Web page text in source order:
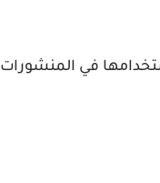
في المنشورات